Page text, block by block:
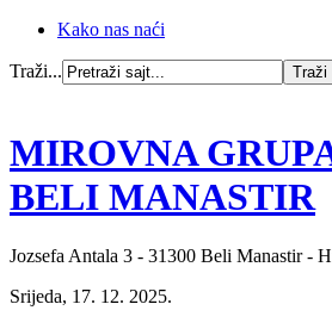
Kako nas naći
Traži...
MIROVNA
BELI MANASTIR
Jozsefa Antala 3 - 31300 Beli Manastir -
Srijeda, 17. 12. 2025.